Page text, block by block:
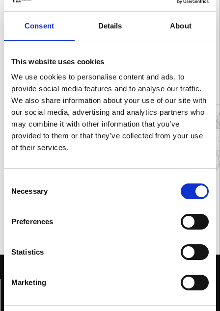
Consent Details About
This website uses cookies
We use cookies to personalise content and ads, to
provide social media features and to analyse our traffic.
We also share information about your use of our site with
our social media, advertising and analytics partners who
may combine it with other information that you’ve
provided to them or that they’ve collected from your use
of their services.
Selection
Necessary
Preferences
Statistics
Marketing
Si narra di un viaggio eterno verso l’amore più audace e puro al
SCOPRI LA COLLEZIONE BLU
Home
Genesi